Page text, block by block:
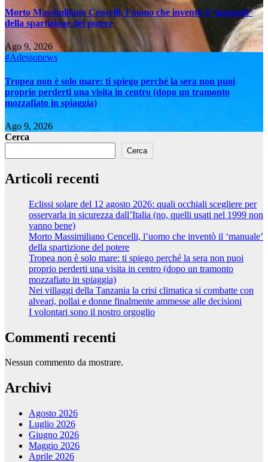
Morto Massimiliano Cencelli, l’uomo che inventò il ‘manuale’
della spartizione del potere
Ago 9, 2026
#Adessonews
Tropea non è solo mare: ti spiego perché la sera non puoi
proprio perderti una visita in centro (dopo un tramonto
mozzafiato in spiaggia)
Ago 9, 2026
Cerca
Cerca
Articoli recenti
Eclissi solare del 12 agosto 2026: quali occhiali scegliere per
osservarla in sicurezza dall’Italia (no, quelli usati nel 1999 non
vanno bene)
Morto Massimiliano Cencelli, l’uomo che inventò il ‘manuale’
della spartizione del potere
Tropea non è solo mare: ti spiego perché la sera non puoi
proprio perderti una visita in centro (dopo un tramonto
mozzafiato in spiaggia)
Nei villaggi della Tanzania la crisi climatica si combatte con
alveari, pollai e donne finalmente ammesse alle decisioni
I volontari sono il nostro orgoglio
Commenti recenti
Nessun commento da mostrare.
Archivi
Agosto 2026
Luglio 2026
Giugno 2026
Maggio 2026
Aprile 2026